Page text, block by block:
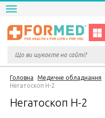
Головна Медичне обладнання
Негатоскоп Н-2
Негатоскоп Н-2